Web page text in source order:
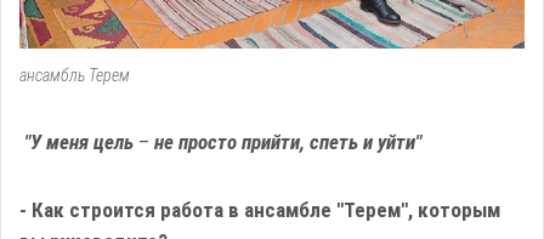
ансамбль Терем
"У меня цель – не просто прийти, спеть и уйти"
- Как строится работа в ансамбле "Терем", которым